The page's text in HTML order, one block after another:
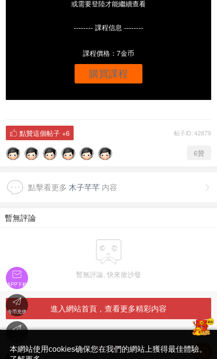
或需要登陸才能繼續查看
-------- 課程信息 --------
課程價格：7金币
購買課程
帖子ID: 42879
 點贊這個帖子 +6
6贊

點擊看更多 木子芊芊 内容
暫無評論

暫無評論, 快來搶沙發
進入網站首頁，查看更多精彩内容
'
简体中文版
本網站使用cookies确保您在我們的網站上獲得最佳體驗。

APP下載

金币充值

